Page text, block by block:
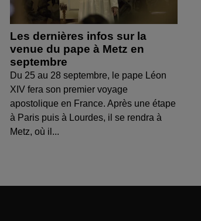
Les dernières infos sur la
venue du pape à Metz en
septembre
Du 25 au 28 septembre, le pape Léon
XIV fera son premier voyage
apostolique en France. Après une étape
à Paris puis à Lourdes, il se rendra à
Metz, où il...